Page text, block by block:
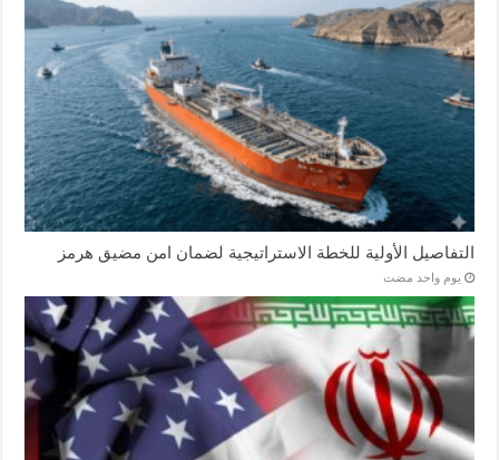
التفاصيل الأولية للخطة الاستراتيجية لضمان امن مضيق هرمز
‏يوم واحد مضت